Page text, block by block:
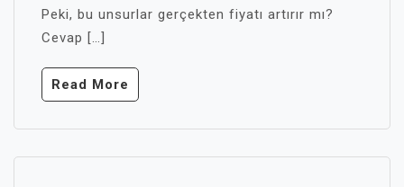
Peki, bu unsurlar gerçekten fiyatı artırır mı?
Cevap […]
Read More